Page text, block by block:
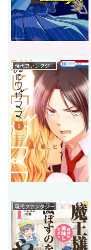
現代ファンタジー
現代ファンタジー